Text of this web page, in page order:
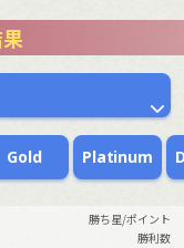
Gold Platinum
勝ち星/ポイント
勝利数